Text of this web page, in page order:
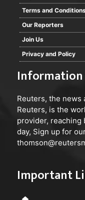
Terms and
Our Reporters
Join Us
Privacy and Policy
Reuters, the news
Reuters, is the
provider,
day, Sign up for
Important